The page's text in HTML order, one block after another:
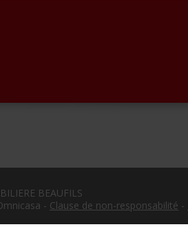
BEAUFILS
- Clause de non-responsabilité -